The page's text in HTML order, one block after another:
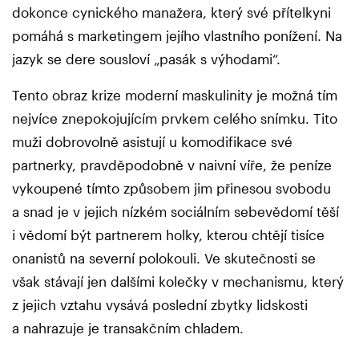
dokonce cynického manažera, který své přítelkyni
pomáhá s marketingem jejího vlastního ponížení. Na
jazyk se dere sousloví „pasák s výhodami“.
Tento obraz krize moderní maskulinity je možná tím
nejvíce znepokojujícím prvkem celého snímku. Tito
muži dobrovolně asistují u komodifikace své
partnerky, pravděpodobně v naivní víře, že peníze
vykoupené tímto způsobem jim přinesou svobodu
a snad je v jejich nízkém sociálním sebevědomí těší
i vědomí být partnerem holky, kterou chtějí tisíce
onanistů na severní polokouli. Ve skutečnosti se
však stávají jen dalšími kolečky v mechanismu, který
z jejich vztahu vysává poslední zbytky lidskosti
a nahrazuje je transakčním chladem.